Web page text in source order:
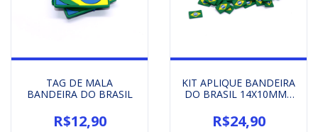
TAG DE MALA
BANDEIRA DO BRASIL
R$12,90
KIT APLIQUE BANDEIRA
DO BRASIL 14X10MM -
EMBORRACHADA
R$24,90